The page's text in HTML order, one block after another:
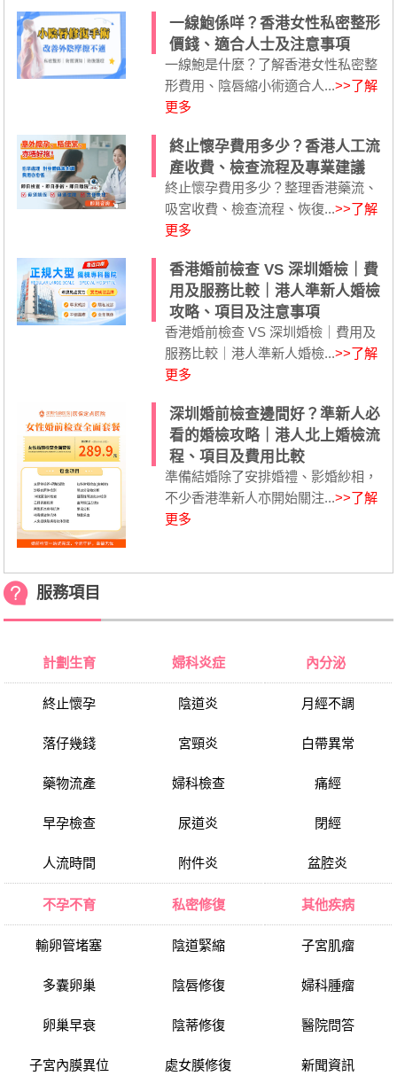
一線鮑係咩？香港女性私密整形
價錢、適合人士及注意事項
一線鮑是什麼？了解香港女性私密整
形費用、陰唇縮小術適合人...>>了解
更多
終止懷孕費用多少？香港人工流
產收費、檢查流程及專業建議
終止懷孕費用多少？整理香港藥流、
吸宮收費、檢查流程、恢復...>>了解
更多
香港婚前檢查 VS 深圳婚檢｜費
用及服務比較｜港人準新人婚檢
攻略、項目及注意事項
香港婚前檢查 VS 深圳婚檢｜費用及
服務比較｜港人準新人婚檢...>>了解
更多
深圳婚前檢查邊間好？準新人必
看的婚檢攻略｜港人北上婚檢流
程、項目及費用比較
準備結婚除了安排婚禮、影婚紗相，
不少香港準新人亦開始關注...>>了解
更多
服務項目
計劃生育
終止懷孕
落仔幾錢
藥物流產
早孕檢查
人流時間
婦科炎症
陰道炎
宮頸炎
婦科檢查
尿道炎
附件炎
內分泌
月經不調
白帶異常
痛經
閉經
盆腔炎
不孕不育
輸卵管堵塞
多囊卵巢
卵巢早衰
子宮內膜異位
私密修復
陰道緊縮
陰唇修復
陰蒂修復
處女膜修復
其他疾病
子宮肌瘤
婦科腫瘤
醫院問答
新聞資訊